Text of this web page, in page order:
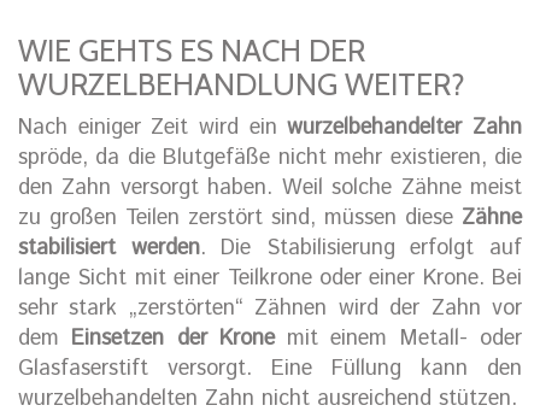
WIE GEHTS ES NACH DER
WURZELBEHANDLUNG WEITER?
Nach einiger Zeit wird einwurzelbehandelter Zahn
spröde, da die Blutgefäße nicht mehr existieren, die
den Zahn versorgt haben. Weil solche Zähne meist
zu großen Teilen zerstört sind, müssen diese Zähne
stabilisiert werden. Die Stabilisierung erfolgt auf
lange Sicht mit einer Teilkrone oder einer Krone. Bei
sehr stark „zerstörten“ Zähnen wird der Zahn vor
dem Einsetzen der Kronemit einem Metall- oder
Glasfaserstift versorgt. Eine Füllung kann den
wurzelbehandelten Zahn nicht ausreichend stützen.